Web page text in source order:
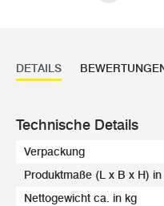
DETAILS
Technische Details
Verpackung
Produktmaße (L x B x H)
Nettogewicht ca. in kg